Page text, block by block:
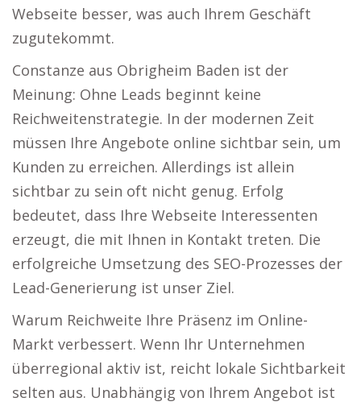
Webseite besser, was auch Ihrem Geschäft
zugutekommt.
Constanze aus Obrigheim Baden ist der
Meinung: Ohne Leads beginnt keine
Reichweitenstrategie. In der modernen Zeit
müssen Ihre Angebote online sichtbar sein, um
Kunden zu erreichen. Allerdings ist allein
sichtbar zu sein oft nicht genug. Erfolg
bedeutet, dass Ihre Webseite Interessenten
erzeugt, die mit Ihnen in Kontakt treten. Die
erfolgreiche Umsetzung des SEO-Prozesses der
Lead-Generierung ist unser Ziel.
Warum Reichweite Ihre Präsenz im Online-
Markt verbessert. Wenn Ihr Unternehmen
überregional aktiv ist, reicht lokale Sichtbarkeit
selten aus. Unabhängig von Ihrem Angebot ist